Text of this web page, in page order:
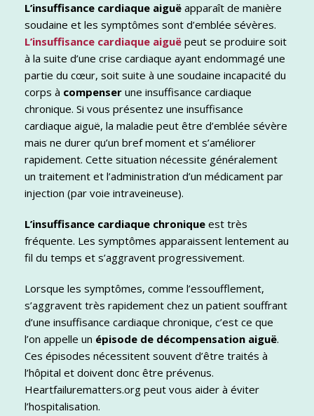
L’insuffisance cardiaque aiguë apparaît de manière
soudaine et les symptômes sont d’emblée sévères.
L’insuffisance cardiaque aiguë peut se produire soit
à la suite d’une crise cardiaque ayant endommagé une
partie du cœur, soit suite à une soudaine incapacité du
corps à compenser une insuffisance cardiaque
chronique. Si vous présentez une insuffisance
cardiaque aiguë, la maladie peut être d’emblée sévère
mais ne durer qu’un bref moment et s’améliorer
rapidement. Cette situation nécessite généralement
un traitement et l’administration d’un médicament par
injection (par voie intraveineuse).
L’insuffisance cardiaque chronique est très
fréquente. Les symptômes apparaissent lentement au
fil du temps et s’aggravent progressivement.
Lorsque les symptômes, comme l’essoufflement,
s’aggravent très rapidement chez un patient souffrant
d’une insuffisance cardiaque chronique, c’est ce que
l’on appelle un épisode de décompensation aiguë.
Ces épisodes nécessitent souvent d’être traités à
l’hôpital et doivent donc être prévenus.
Heartfailurematters.org peut vous aider à éviter
l’hospitalisation.